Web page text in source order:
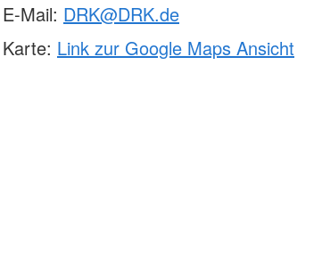
E-Mail: DRK@DRK.de
Karte: Link zur Google Maps Ansicht